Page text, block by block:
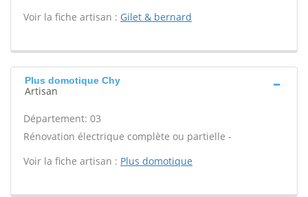
Voir la fiche artisan : Gilet & bernard
Plus domotique Chy
Artisan
Département: 03
Rénovation électrique complète ou partielle -
Voir la fiche artisan : Plus domotique